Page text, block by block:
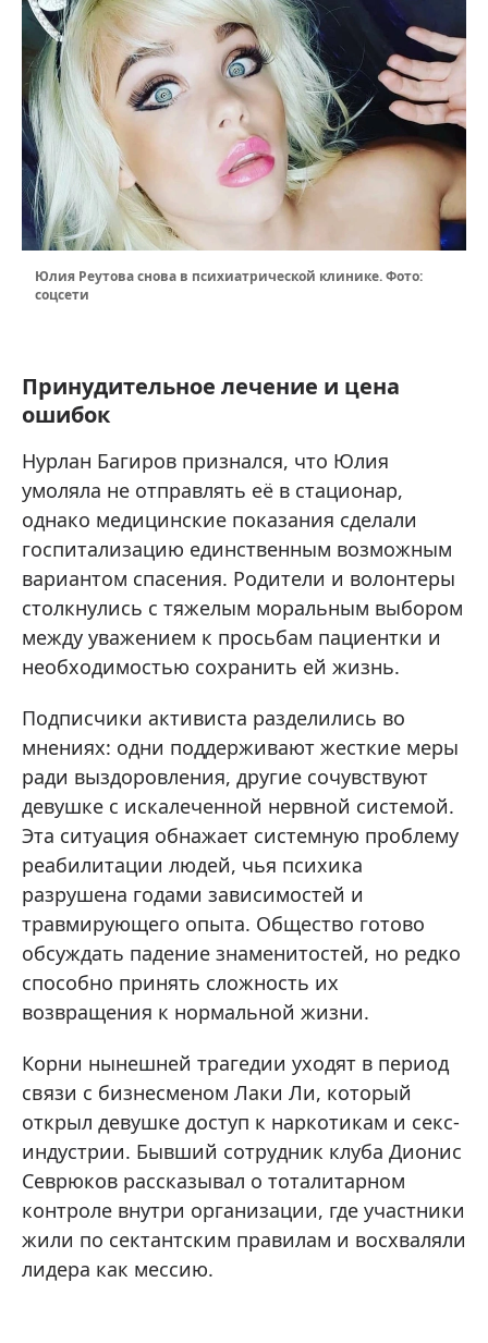
Юлия Реутова снова в психиатрической клинике. Фото:
соцсети
Принудительное лечение и цена
ошибок
Нурлан Багиров признался, что Юлия
умоляла не отправлять её в стационар,
однако медицинские показания сделали
госпитализацию единственным возможным
вариантом спасения. Родители и волонтеры
столкнулись с тяжелым моральным выбором
между уважением к просьбам пациентки и
необходимостью сохранить ей жизнь.
Подписчики активиста разделились во
мнениях: одни поддерживают жесткие меры
ради выздоровления, другие сочувствуют
девушке с искалеченной нервной системой.
Эта ситуация обнажает системную проблему
реабилитации людей, чья психика
разрушена годами зависимостей и
травмирующего опыта. Общество готово
обсуждать падение знаменитостей, но редко
способно принять сложность их
возвращения к нормальной жизни.
Корни нынешней трагедии уходят в период
связи с бизнесменом Лаки Ли, который
открыл девушке доступ к наркотикам и секс-
индустрии. Бывший сотрудник клуба Дионис
Севрюков рассказывал о тоталитарном
контроле внутри организации, где участники
жили по сектантским правилам и восхваляли
лидера как мессию.